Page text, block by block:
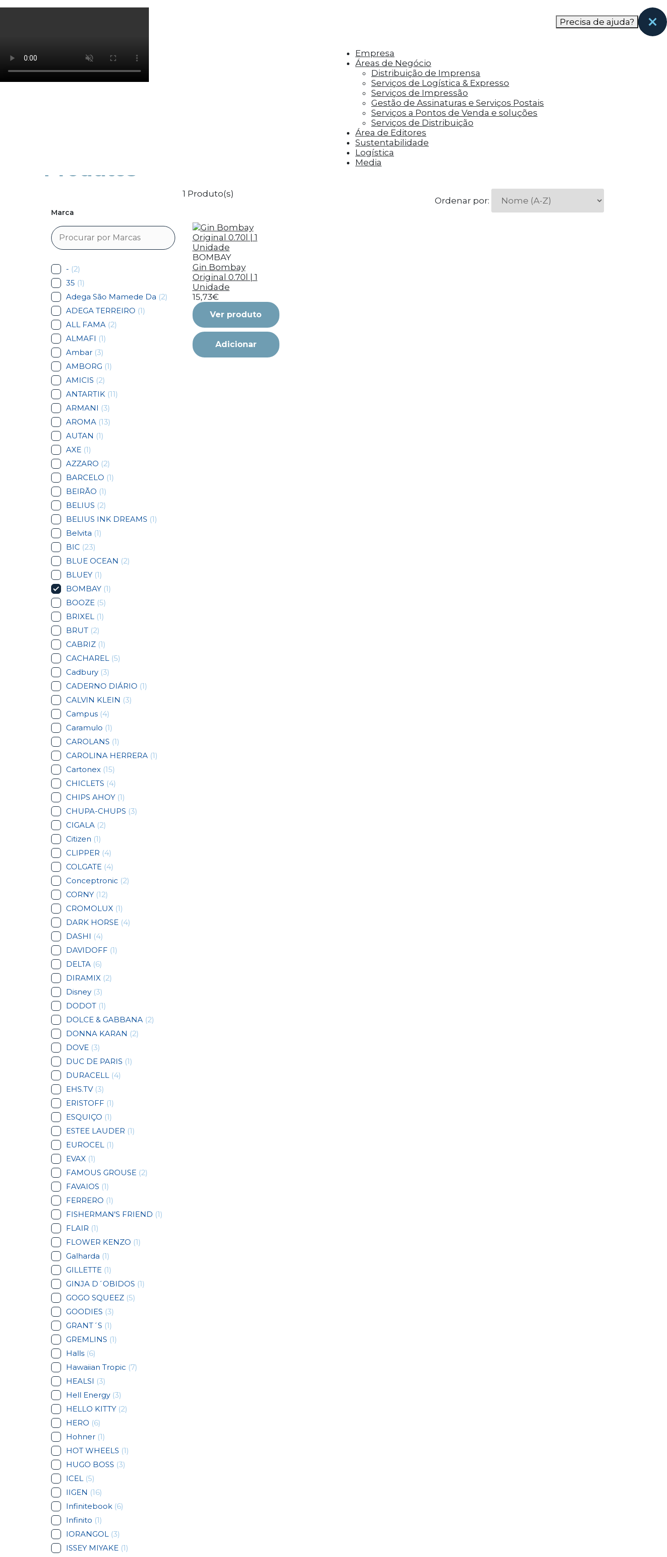
Os cookies de marketing são usados para entregar aos visitantes anúncios personalizados com base nas páginas que eles visitaram antes e analisar a
Precisa de ajuda?
Empresa
Áreas de Negócio
Distribuição de Imprensa
Serviços de Logística & Expresso
Serviços de Impressão
Gestão de Assinaturas e Serviços Postais
Serviços a Pontos de Venda e soluções
Serviços de Distribuição
Área de Editores
Sustentabilidade
Logística
Media
Produtos
Marca
- (2)
35 (1)
Adega São Mamede Da (2)
ADEGA TERREIRO (1)
ALL FAMA (2)
ALMAFI (1)
Ambar (3)
AMBORG (1)
AMICIS (2)
ANTARTIK (11)
ARMANI (3)
AROMA (13)
AUTAN (1)
AXE (1)
AZZARO (2)
BARCELO (1)
BEIRÃO (1)
BELIUS (2)
BELIUS INK DREAMS (1)
Belvita (1)
BIC (23)
BLUE OCEAN (2)
BLUEY (1)
BOMBAY (1)
BOOZE (5)
BRIXEL (1)
BRUT (2)
CABRIZ (1)
CACHAREL (5)
Cadbury (3)
CADERNO DIÁRIO (1)
CALVIN KLEIN (3)
Campus (4)
Caramulo (1)
CAROLANS (1)
CAROLINA HERRERA (1)
Cartonex (15)
CHICLETS (4)
CHIPS AHOY (1)
CHUPA-CHUPS (3)
CIGALA (2)
Citizen (1)
CLIPPER (4)
COLGATE (4)
Conceptronic (2)
CORNY (12)
CROMOLUX (1)
DARK HORSE (4)
DASHI (4)
DAVIDOFF (1)
DELTA (6)
DIRAMIX (2)
Disney (3)
DODOT (1)
DOLCE & GABBANA (2)
DONNA KARAN (2)
DOVE (3)
DUC DE PARIS (1)
DURACELL (4)
EHS.TV (3)
ERISTOFF (1)
ESQUIÇO (1)
ESTEE LAUDER (1)
EUROCEL (1)
EVAX (1)
FAMOUS GROUSE (2)
FAVAIOS (1)
FERRERO (1)
FISHERMAN'S FRIEND (1)
FLAIR (1)
FLOWER KENZO (1)
Galharda (1)
GILLETTE (1)
GINJA D´OBIDOS (1)
GOGO SQUEEZ (5)
GOODIES (3)
GRANT´S (1)
GREMLINS (1)
Halls (6)
Hawaiian Tropic (7)
HEALSI (3)
Hell Energy (3)
HELLO KITTY (2)
HERO (6)
Hohner (1)
HOT WHEELS (1)
HUGO BOSS (3)
ICEL (5)
IIGEN (16)
Infinitebook (6)
Infinito (1)
IORANGOL (3)
ISSEY MIYAKE (1)
1 Produto(s)
Ordenar por:
BOMBAY
Gin Bombay
Original 0.70l | 1
Unidade
15,73€
Ver produto
Adicionar